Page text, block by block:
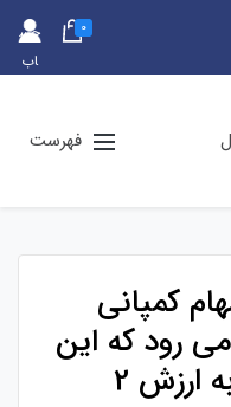
حس
اب
0
فهرست
کمپانی
رود که این
کمپانی زود تر از اپل به ارزش 2